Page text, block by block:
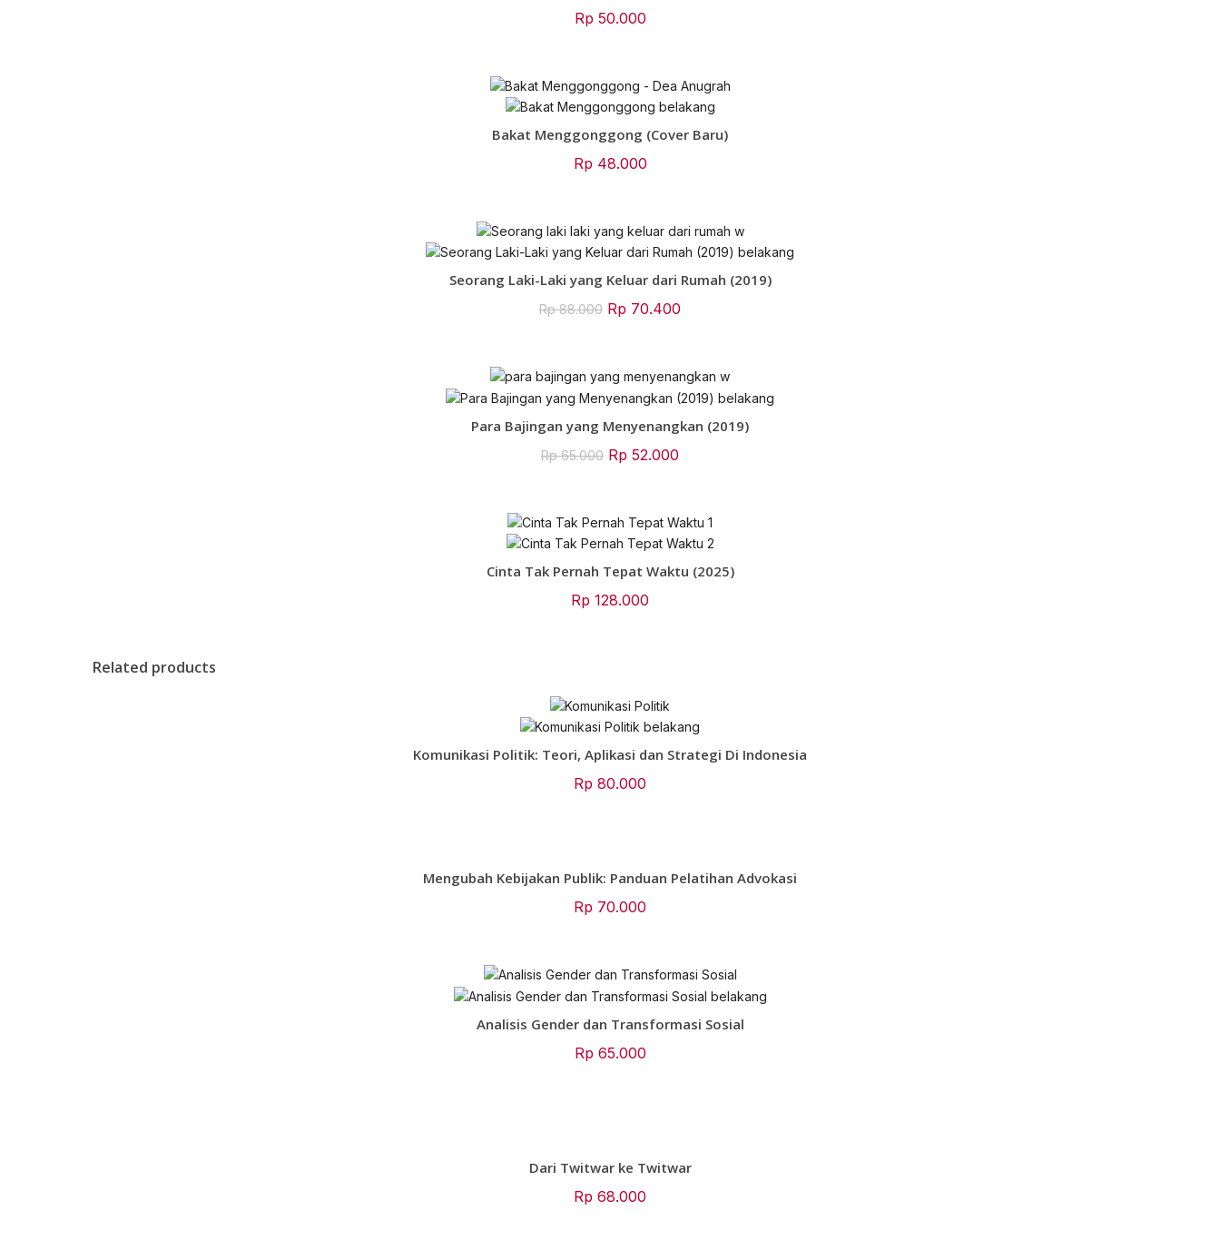
Rp 50.000
Bakat Menggonggong (Cover Baru)
Rp 48.000
Seorang Laki-Laki yang Keluar dari Rumah (2019)
Rp88.000 Original
Rp 88.000.
Rp 70.400
Rp 70.400.
Para Bajingan yang Menyenangkan (2019)
Rp65.000 Original
Rp 65.000.
Rp 52.000
Rp 52.000.
Cinta Tak Pernah Tepat Waktu (2025)
Rp 128.000
Related products
Komunikasi Politik: Teori, Aplikasi dan Strategi Di Indonesia
Rp 80.000
Mengubah Kebijakan Publik: Panduan Pelatihan Advokasi
Rp 70.000
Analisis Gender dan Transformasi Sosial
Rp 65.000
Dari Twitwar ke Twitwar
Rp 68.000